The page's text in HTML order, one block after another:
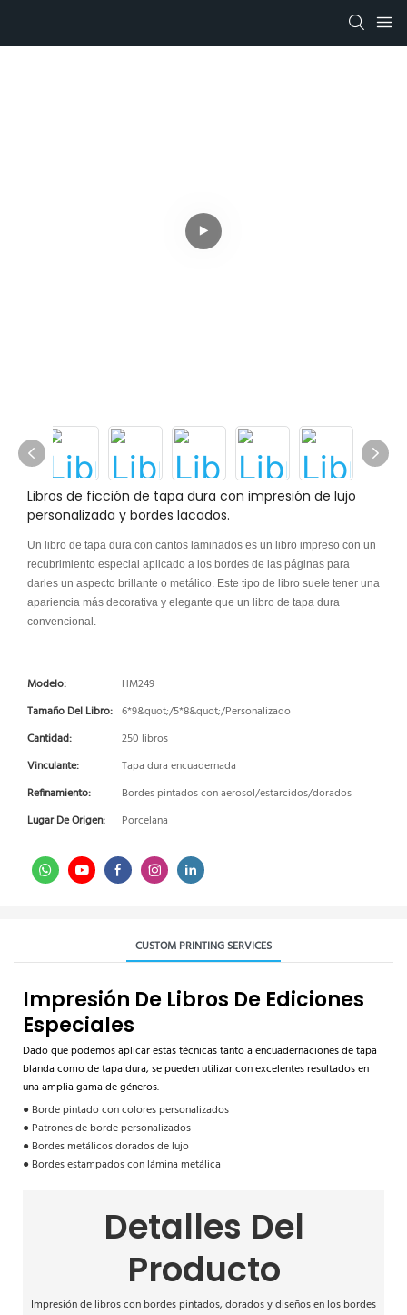
Libros de ficción de tapa dura con impresión de lujo
personalizada y bordes lacados.
Un libro de tapa dura con cantos laminados es un libro impreso con un
recubrimiento especial aplicado a los bordes de las páginas para
darles un aspecto brillante o metálico. Este tipo de libro suele tener una
apariencia más decorativa y elegante que un libro de tapa dura
convencional.
Modelo:
HM249
Tamaño Del Libro: 6*9&quot;/5*8&quot;/Personalizado
Cantidad:
250 libros
Vinculante:
Tapa dura encuadernada
Refinamiento:
Bordes pintados con aerosol/estarcidos/dorados
Lugar De Origen:
Porcelana
CUSTOM PRINTING SERVICES
Impresión De Libros De Ediciones
Especiales
Dado que podemos aplicar estas técnicas tanto a encuadernaciones de tapa
blanda como de tapa dura, se pueden utilizar con excelentes resultados en
una amplia gama de géneros.
● Borde pintado con colores personalizados
● Patrones de borde personalizados
● Bordes metálicos dorados de lujo
● Bordes estampados con lámina metálica
Detalles Del
Producto
Impresión de libros con bordes pintados, dorados y diseños en los bordes